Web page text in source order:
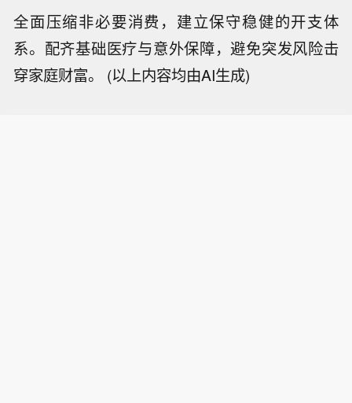
全面压缩非必要消费，建立保守稳健的开支体
系。配齐基础医疗与意外保障，避免突发风险击
穿家庭财富。 (以上内容均由AI生成)